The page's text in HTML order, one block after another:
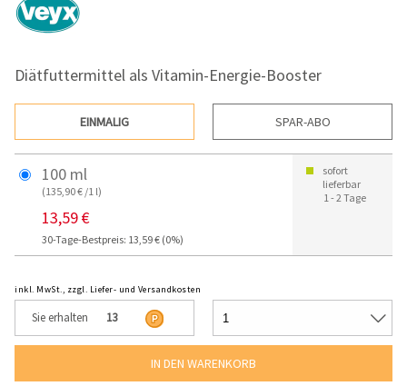
Diätfuttermittel als Vitamin-Energie-Booster
EINMALIG SPAR-ABO
100 ml
(135,90 € /1 l)
13,59 €
30-Tage-Bestpreis: 13,59 € (0%)
sofort
lieferbar
1 - 2 Tage
inkl. MwSt., zzgl. Liefer- und Versandkosten
Sie erhalten 13